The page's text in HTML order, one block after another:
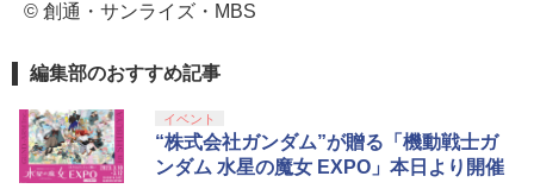
© 創通・サンライズ・MBS
編集部のおすすめ記事
イベント
“株式会社ガンダム”が贈る「機動戦士ガ
ンダム 水星の魔女 EXPO」本日より開催